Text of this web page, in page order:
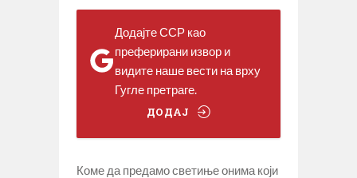
Додајте ССР као
преферирани извор и
видите наше вести на врху
Гугле претраге.
ДОДАЈ
Коме да предамо светиње онима који